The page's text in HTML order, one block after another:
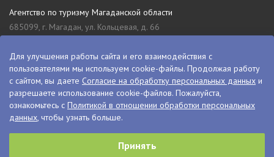
Агентство по туризму Магаданской области
685099, г. Магадан, ул. Кольцевая, д. 66
8 (4132) 61-76-67
Туристский информационный центр Магаданской области
685000, г. Магадан, ул. Пролетарская, д. 11
visitkolyma@mail.ru
+7 (4132) 60-70-11
+7 (4132) 61-73-15
Для улучшения работы сайта и его взаимодействия с
пользователями мы используем cookie-файлы. Продолжая работу
с сайтом, вы даете Согласие на обработку персональных данных и
разрешаете использование cookie-файлов. Пожалуйста,
ознакомьтесь с Политикой в отношении обработки персональных
данных, чтобы узнать больше.
Принять